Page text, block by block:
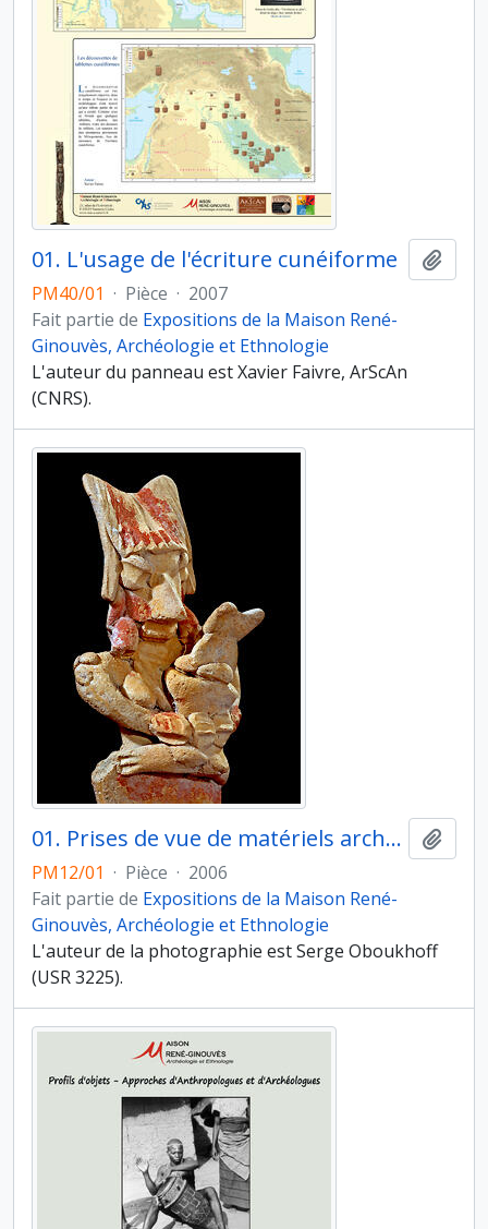
01. L'usage de l'écriture cunéiforme
PM40/01 · Pièce · 2007
Fait partie de Expositions de la Maison René-
Ginouvès, Archéologie et Ethnologie
L'auteur du panneau est Xavier Faivre, ArScAn
(CNRS).
01. Prises de vue de matériels archéologiques. Détails et macro-traces. Photographie n° 1
PM12/01 · Pièce · 2006
Fait partie de Expositions de la Maison René-
Ginouvès, Archéologie et Ethnologie
L'auteur de la photographie est Serge Oboukhoff
(USR 3225).